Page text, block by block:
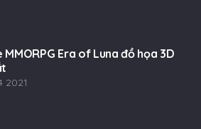
MMORPG Era of Luna đồ họa 3D
2021